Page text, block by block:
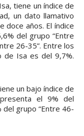
tiene un índice de
un dato llamativo
doce años. El índice
del grupo “Entre
26-35”. Entre los
de Isa es del 9,7%.
un bajo índice de
el 9% del
del grupo “Entre 46-